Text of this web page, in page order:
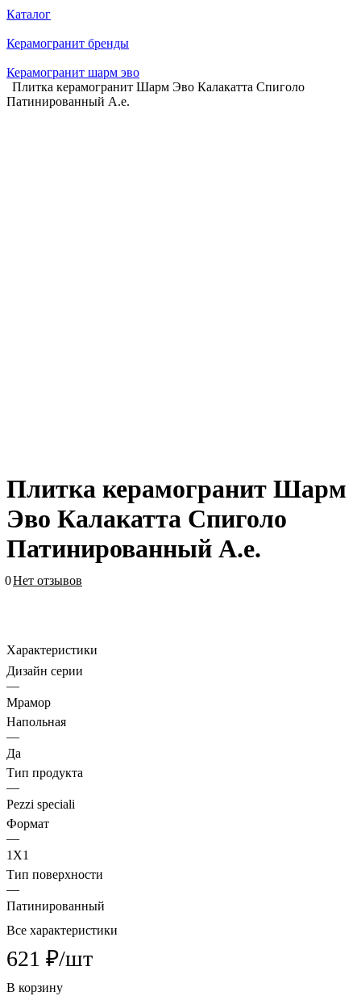
Каталог
Керамогранит бренды
Керамогранит шарм эво
Плитка керамогранит Шарм Эво Калакатта Спиголо
Патинированный А.е.
Плитка керамогранит Шарм
Эво Калакатта Спиголо
Патинированный А.е.
0Нет отзывов
Характеристики
Дизайн серии
—
Мрамор
Напольная
—
Да
Тип продукта
—
Pezzi speciali
Формат
—
1X1
Тип поверхности
—
Патинированный
Все характеристики
621 ₽/шт
В корзину